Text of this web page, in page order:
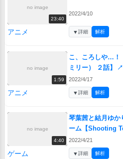
no image
23:40
2022/4/10
アニメ ▼詳細 解析
no image
1:59
こ、ころしや…！
ミリー） ２話】
↗
2022/4/17
アニメ ▼詳細 解析
no image
4:40
琴葉茜と結月ゆか
ーム【Shooting
2022/4/21
ゲーム ▼詳細 解析